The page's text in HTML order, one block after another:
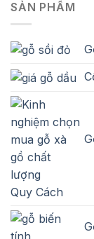
SẢN PHẨM
Quy Cách